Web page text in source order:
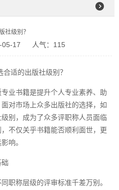
社级别？
05-17 人气：115
适的出版社级别？
业书籍是提升个人专业素养、助
对市场上众多出版社的选择，如
别，成为了众多评职称人员面临
不仅关乎书籍能否顺利面世，更
响。
职称层级的评审标准千差万别。